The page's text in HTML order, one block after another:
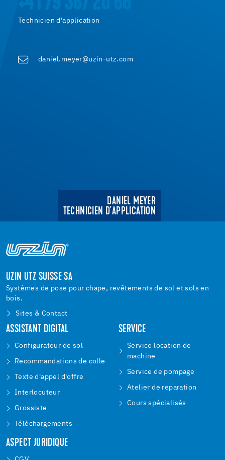
Technicien d'application
daniel.meyer@uzin-utz.com
DANIEL MEYER
TECHNICIEN D'APPLICATION
UZIN UTZ SUISSE SA
Systèmes de pose pour chape, revêtements de sol et sols en
bois.
Sites & Contact
ASSISTANT DIGITAL
Configurateur de sol
Recommandations de colle
Texte d'appel d'offre
Interlocuteur
Grossiste
Téléchargements
SERVICE
Service location de
machine
Service de pompage
Atelier de reparation
Cours spécialisés
ASPECT JURIDIQUE